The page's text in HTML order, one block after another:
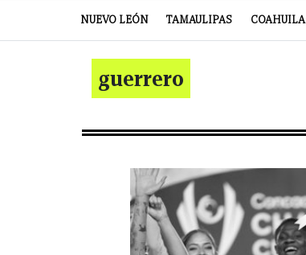
NUEVO LEÓN TAMAULIPAS COAHUILA
guerrero